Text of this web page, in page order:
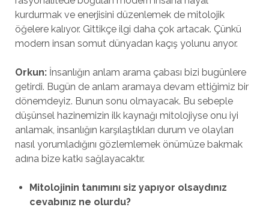
kurdurmak ve enerjisini düzenlemek de mitolojik
öğelere kalıyor. Gittikçe ilgi daha çok artacak. Çünkü
modern insan somut dünyadan kaçış yolunu arıyor.
Orkun:İnsanlığın anlam arama çabası bizi bugünlere
getirdi. Bugün de anlam aramaya devam ettiğimiz bir
dönemdeyiz. Bunun sonu olmayacak. Bu sebeple
düşünsel hazinemizin ilk kaynağı mitolojiyse onu iyi
anlamak, insanlığın karşılaştıkları durum ve olayları
nasıl yorumladığını gözlemlemek önümüze bakmak
adına bize katkı sağlayacaktır.
Mitolojinin tanımını siz yapıyor olsaydınız
cevabınız ne olurdu?